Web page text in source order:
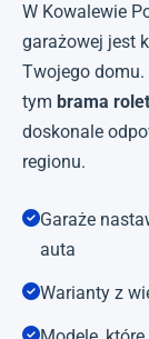
W Kowalewie
garażowej jest
Twojego
tym brama
doskonale
regionu.
Garaże
auta
Warianty z